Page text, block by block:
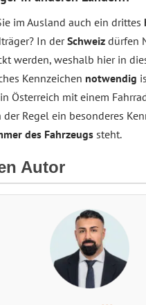
im Ausland auch ein drittes
In derSchweiz dürfen
werden, weshalb hier in
Kennzeichen notwendig
Österreich mit einem
Regel ein besonderes
des Fahrzeugs steht.
Autor